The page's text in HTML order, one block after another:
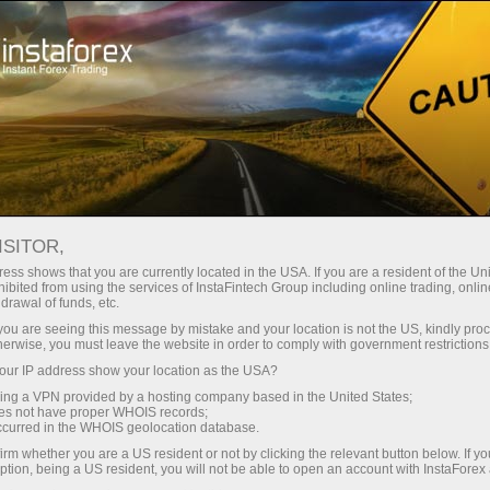
Новости компании
Новости ИнстаФорекс
Хотите знать обо всех актуальных событиях,
конкурсах и изменениях торгового расписания
ИнстаФорекс? Тогда добро пожаловать на
страницу новостей, где публикуются материалы
о самом важном, полезном и интересном!
shows that you are currently located in the USA. If you are a resident of the
from using the services of InstaFintech Group including online trading,
of funds, etc.
are seeing this message by mistake and your location is not the US, kindly
you must leave the website in order to comply with government
IP address show your location as the USA?
a VPN provided by a hosting company based in the United States;
not have proper WHOIS records;
in the WHOIS geolocation database.
whether you are a US resident or not by clicking the relevant button below. If
being a US resident, you will not be able to open an account with InstaForex